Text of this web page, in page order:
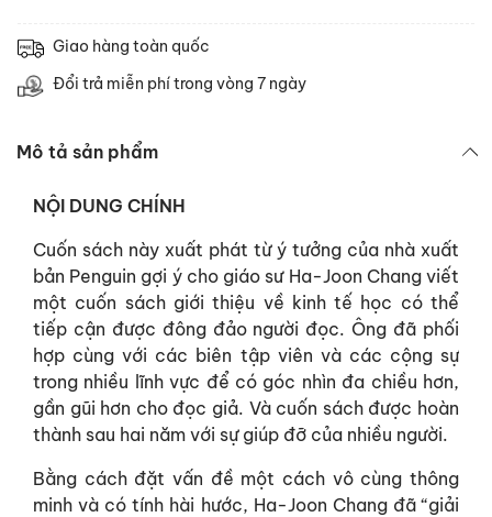
Giao hàng toàn quốc
Đổi trả miễn phí trong vòng 7 ngày
Mô tả sản phẩm
NỘI DUNG CHÍNH
Cuốn sách này xuất phát từ ý tưởng của nhà xuất
bản Penguin gợi ý cho giáo sư Ha-Joon Chang viết
một cuốn sách giới thiệu về kinh tế học có thể
tiếp cận được đông đảo người đọc. Ông đã phối
hợp cùng với các biên tập viên và các cộng sự
trong nhiều lĩnh vực để có góc nhìn đa chiều hơn,
gần gũi hơn cho đọc giả. Và cuốn sách được hoàn
thành sau hai năm với sự giúp đỡ của nhiều người.
Bằng cách đặt vấn đề một cách vô cùng thông
minh và có tính hài hước, Ha-Joon Chang đã “giải